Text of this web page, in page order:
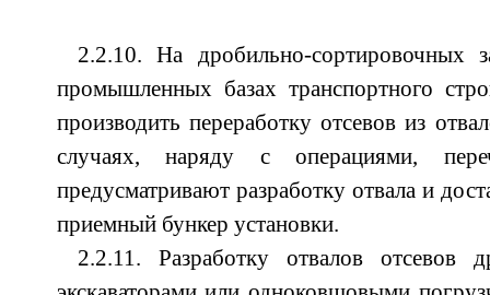
2.2.10. На дробильно-сортировочных
промышленных базах транспортного
производить переработку отсевов из
случаях, наряду с операциями,
предусматривают разработку отвала и
приемный бункер установки.
2.2.11. Разработку отвалов отсевов